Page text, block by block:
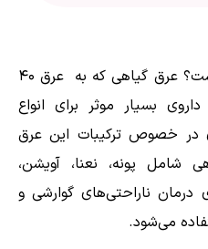
بهترین عرق برای دل درد چیست؟ عرق گیاهی که به عرق ۴۰
بسیار موثر برای انواع
در خصوص ترکیبات این عرق
شامل پونه، نعنا، آویشن،
درمان ناراحتی‌های گوارشی و
می‌شود.